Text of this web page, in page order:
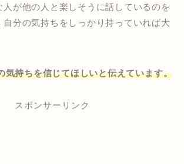
人が他の人と楽しそうに話しているのを
自分の気持ちをしっかり持っていれば大
気持ちを信じてほしいと伝えています。
スポンサーリンク